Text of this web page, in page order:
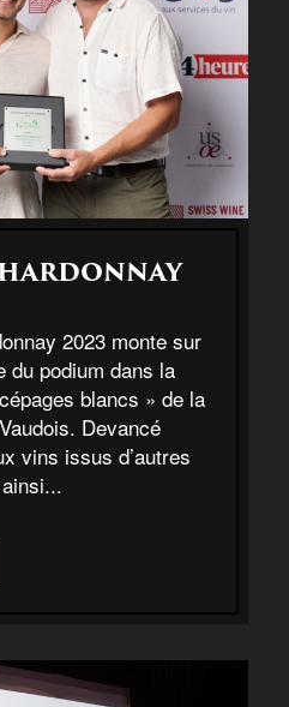
2023 monte sur
du podium dans la
blancs » de la
Devancé
vins issus d’autres